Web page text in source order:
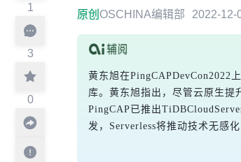
1
3
0
原创 OSCHINA编辑部 2022-12-
黄东旭在PingCAPDevCon2022
库。黄东旭指出，尽管云原生提
PingCAP已推出
发，Serverless将推动技术无感